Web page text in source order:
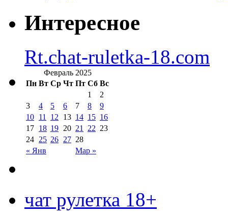
Интересное
Rt.chat-ruletka-18.com
Февраль 2025
Пн Вт Ср Чт Пт Сб Вс
« Янв Мар »
1
2
3
4 5 6 7 8
9
10 11 12 13 14 15 16
17 18 19 20 21 22 23
24 25 26 27 28
чат рулетка 18+